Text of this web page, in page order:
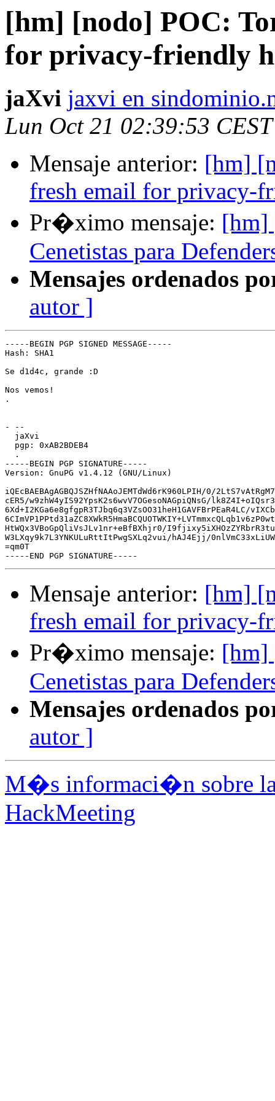
[hm] [nodo] POC:
for privacy-friendly
jaXvi jaxvi en
Lun Oct 21 02:39:53
Mensaje anterior: [hm]
fresh email for privacy-
Pr�ximo mensaje: [hm]
Cenetistas para
Mensajes ordenados
autor ]
-----BEGIN PGP SIGNED MESSAGE-----
Hash: SHA1
Se d1d4c, grande :D
Nos vemos!
.
- --
  jaXvi
  pgp: 0xAB2BDEB4
  .
-----BEGIN PGP SIGNATURE-----
Version: GnuPG v1.4.12 (GNU/Linux)
iQEcBAEBAgAGBQJSZHfNAAoJEMTdWd6rK960LPIH/0/
cER5/w9zhW4yIS92YpsK2s6wvV7OGesoNAGpiQNsG/
6Xd+I2KGa6e8gfgpR3TJbq6q3VZsOO31heH1GAVFBrPEaR4LC/
HtWQx3VBoGpQliVsJLv1nr+eBfBXhjr0/
W3LXqy9k7L3YNKULuRttItPwgSXLq2vui/hAJ4Ejj/
=qm0T
Mensaje anterior: [hm]
fresh email for privacy-
Pr�ximo mensaje: [hm]
Cenetistas para
Mensajes ordenados
autor ]
M�s informaci�n sobre
HackMeeting